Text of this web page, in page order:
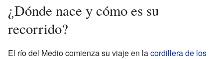
¿Dónde nace y cómo es su
recorrido?
El río del Medio comienza su viaje en lacordillera de los